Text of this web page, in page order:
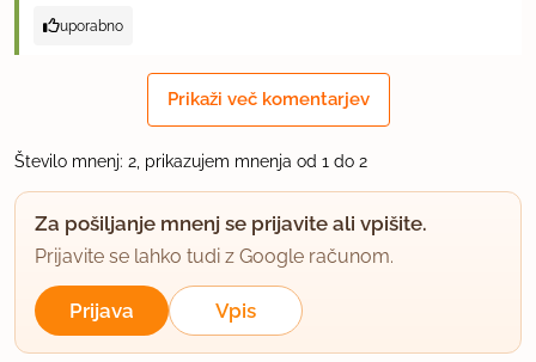
uporabno
Prikaži več komentarjev
Število mnenj: 2, prikazujem mnenja od 1 do 2
Za pošiljanje mnenj se prijavite ali vpišite.
Prijavite se lahko tudi z Google računom.
Prijava Vpis